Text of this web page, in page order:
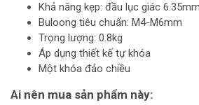
Khả năng kẹp: đầu lục giác 6.35mm
Buloong tiêu chuẩn: M4-M6mm
Trọng lượng: 0.8kg
Áp dụng thiết kế tự khóa
Một khóa đảo chiều
Ai nên mua sản phẩm này: